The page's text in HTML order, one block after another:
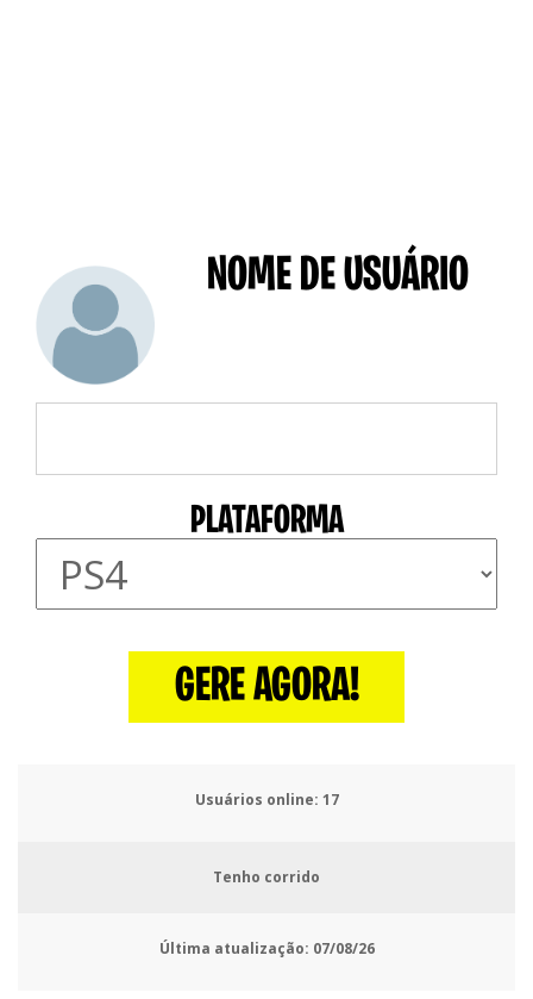
NOME DE USUÁRIO
PLATAFORMA
GERE AGORA!
Usuários online: 18
Tenho corrido
Última atualização: 07/08/26